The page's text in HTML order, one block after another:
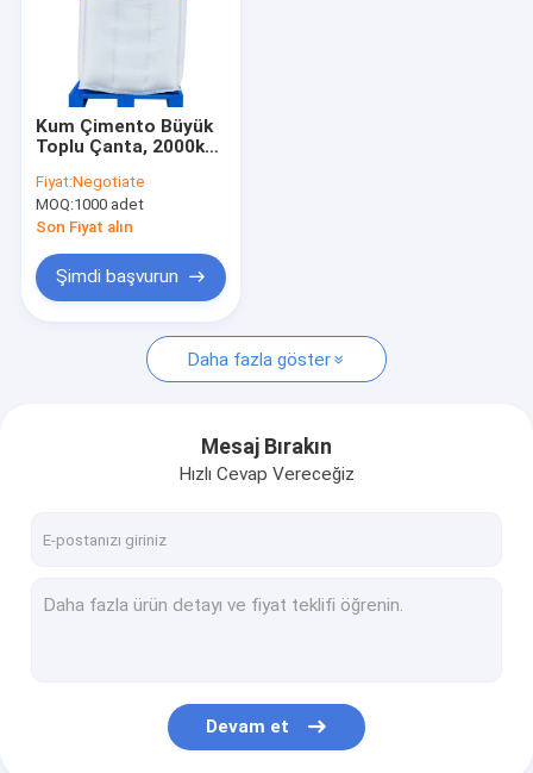
Kum Çimento Büyük
Toplu Çanta, 2000kg
PP FIBC Çanta
Fiyat:Negotiate
MOQ:1000 adet
Son Fiyat alın
Şimdi başvurun
Daha fazla göster
Mesaj Bırakın
Hızlı Cevap Vereceğiz
Devam et